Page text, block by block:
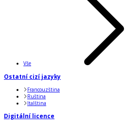
Vše
Ostatní cizí jazyky
Francouzština
Ruština
Italština
Digitální licence